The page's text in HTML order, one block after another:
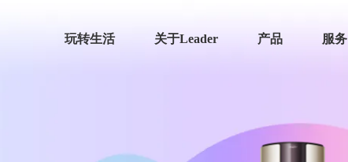
玩转生活 关于Leader 产品 服务